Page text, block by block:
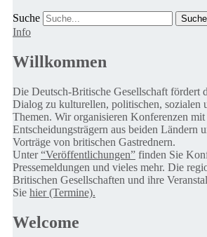
Suche
Info
Willkommen
Die Deutsch-Britische Gesellschaft fördert
Dialog zu kulturellen, politischen, sozialen
Themen. Wir organisieren Konferenzen mit
Entscheidungsträgern aus beiden Ländern
Vorträge von britischen Gastrednern.
Unter“Veröffentlichungen” finden Sie
Pressemeldungen und vieles mehr. Die
Britischen Gesellschaften und ihre
Sie hier (Termine).
Welcome